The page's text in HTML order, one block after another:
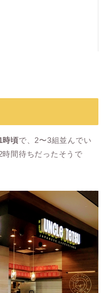
時頃で、2〜3組並んでい
間待ちだったそうで